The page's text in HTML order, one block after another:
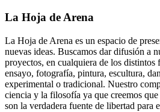
Footer
La Hoja de Arena
La Hoja de Arena es un espacio de
nuevas ideas. Buscamos dar difusión a
proyectos, en cualquiera de los distintos
ensayo, fotografía, pintura, escultura,
experimental o tradicional. Nuestro
ciencia y la filosofía ya que creemos
son la verdadera fuente de libertad para